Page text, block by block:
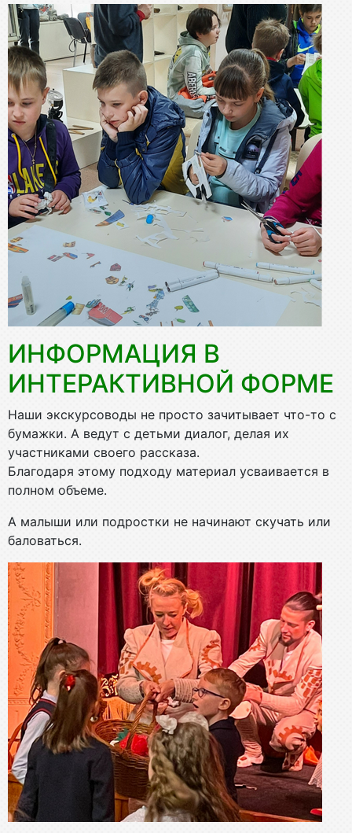
ИНФОРМАЦИЯ В
ИНТЕРАКТИВНОЙ ФОРМЕ
Наши экскурсоводы не просто зачитывает что-то с
бумажки. А ведут с детьми диалог, делая их
участниками своего рассказа.
Благодаря этому подходу материал усваивается в
полном объеме.
А малыши или подростки не начинают скучать или
баловаться.